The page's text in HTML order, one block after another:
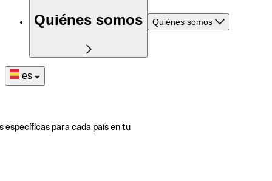
Quiénes somos Quiénes somos
es
específicas para cada país en tu